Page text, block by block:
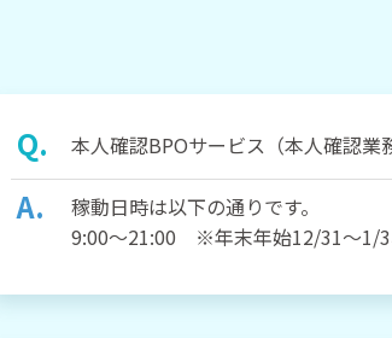
本人確認BPOサービス（本人確認業
稼動日時は以下の通りです。
9:00～21:00 ※年末年始12/31～1/3